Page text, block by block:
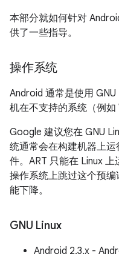
本部分就如何针对
供了一些指导。
操作系统
Android 通常是使用
机在不支持的系统（例如
Google 建议您在 GNU
统通常会在构建机器上
件。ART 只能在 Linux
操作系统上跳过这个预
能下降。
GNU Linux
Android 2.3.x -